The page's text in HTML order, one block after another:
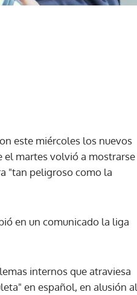
este miércoles los nuevos
el martes volvió a mostrarse
"tan peligroso como la
en un comunicado la liga
internos que atraviesa
en español, en alusión al